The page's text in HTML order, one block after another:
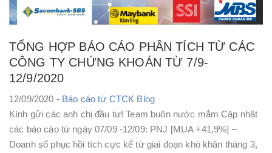
TỔNG HỢP BÁO CÁO PHÂN TÍCH TỪ CÁC
CÔNG TY CHỨNG KHOÁN TỪ 7/9-
12/9/2020
12/09/2020 - Báo cáo từ CTCK Blog
Kính gửi các anh chị đầu tư! Team buôn nước mắm Cập nhật
các báo cáo từ ngày 07/09 -12/09: PNJ [MUA +41,9%] –
Doanh số phục hồi tích cực kể từ giai đoạn khó khăn tháng 3,